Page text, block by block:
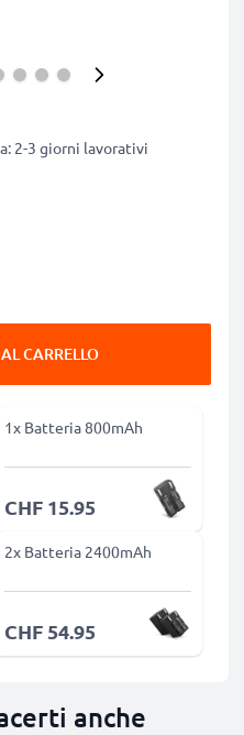
2-3 giorni lavorativi
CARRELLO
1x Batteria 800mAh
CHF 15.95
2x Batteria 2400mAh
CHF 54.95
anche